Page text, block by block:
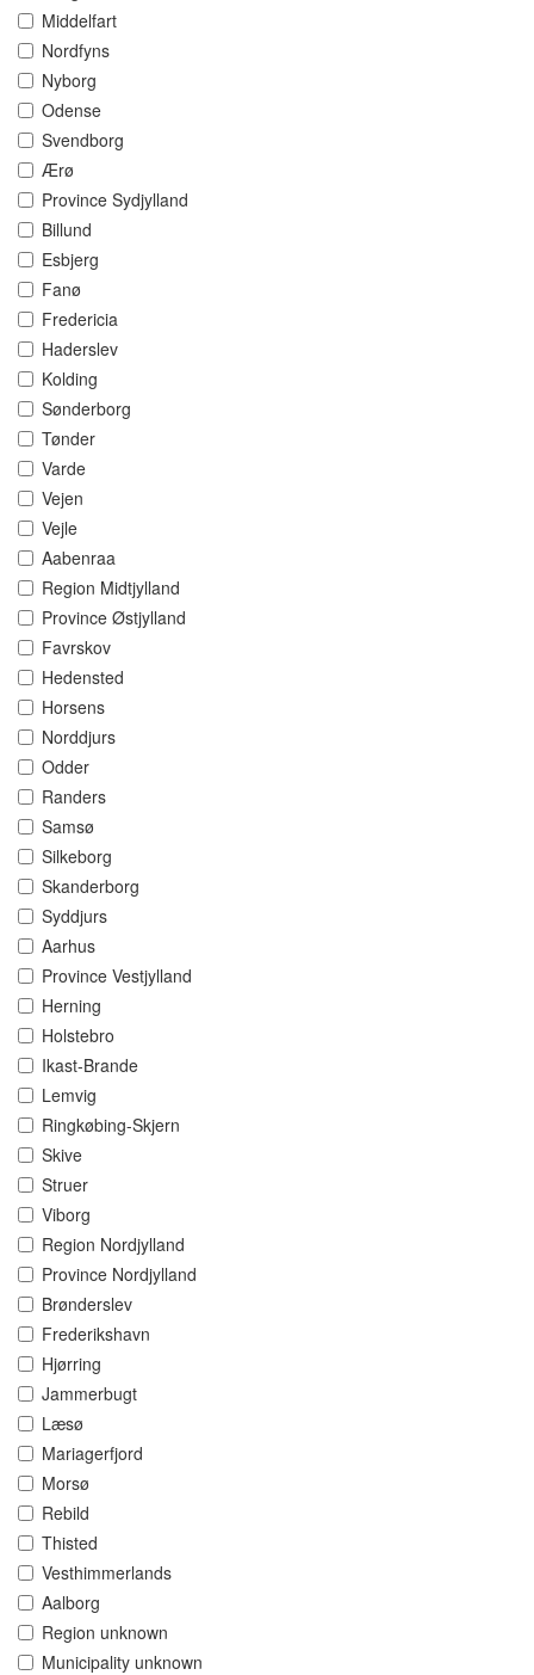
Middelfart
Nordfyns
Nyborg
Odense
Svendborg
Ærø
Province Sydjylland
Billund
Esbjerg
Fanø
Fredericia
Haderslev
Kolding
Sønderborg
Tønder
Varde
Vejen
Vejle
Aabenraa
Region Midtjylland
Province Østjylland
Favrskov
Hedensted
Horsens
Norddjurs
Odder
Randers
Samsø
Silkeborg
Skanderborg
Syddjurs
Aarhus
Province Vestjylland
Herning
Holstebro
Ikast-Brande
Lemvig
Ringkøbing-Skjern
Skive
Struer
Viborg
Region Nordjylland
Province Nordjylland
Brønderslev
Frederikshavn
Hjørring
Jammerbugt
Læsø
Mariagerfjord
Morsø
Rebild
Thisted
Vesthimmerlands
Aalborg
Region unknown
Municipality unknown